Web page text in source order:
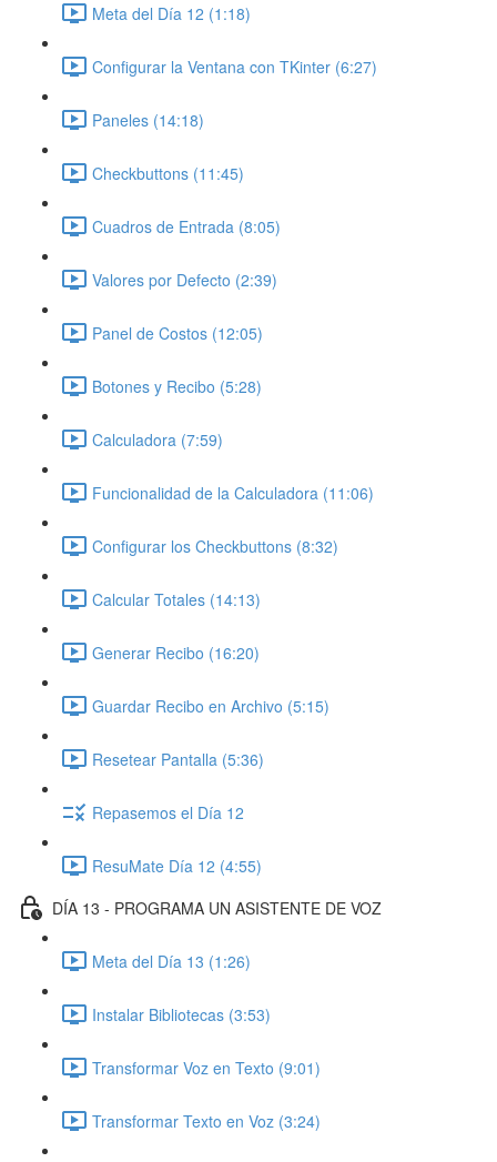
Meta del Día 12 (1:18)
Configurar la Ventana con TKinter (6:27)
Paneles (14:18)
Checkbuttons (11:45)
Cuadros de Entrada (8:05)
Valores por Defecto (2:39)
Panel de Costos (12:05)
Botones y Recibo (5:28)
Calculadora (7:59)
Funcionalidad de la Calculadora (11:06)
Configurar los Checkbuttons (8:32)
Calcular Totales (14:13)
Generar Recibo (16:20)
Guardar Recibo en Archivo (5:15)
Resetear Pantalla (5:36)
Repasemos el Día 12
ResuMate Día 12 (4:55)
DÍA 13 - PROGRAMA UN ASISTENTE DE VOZ
Meta del Día 13 (1:26)
Instalar Bibliotecas (3:53)
Transformar Voz en Texto (9:01)
Transformar Texto en Voz (3:24)